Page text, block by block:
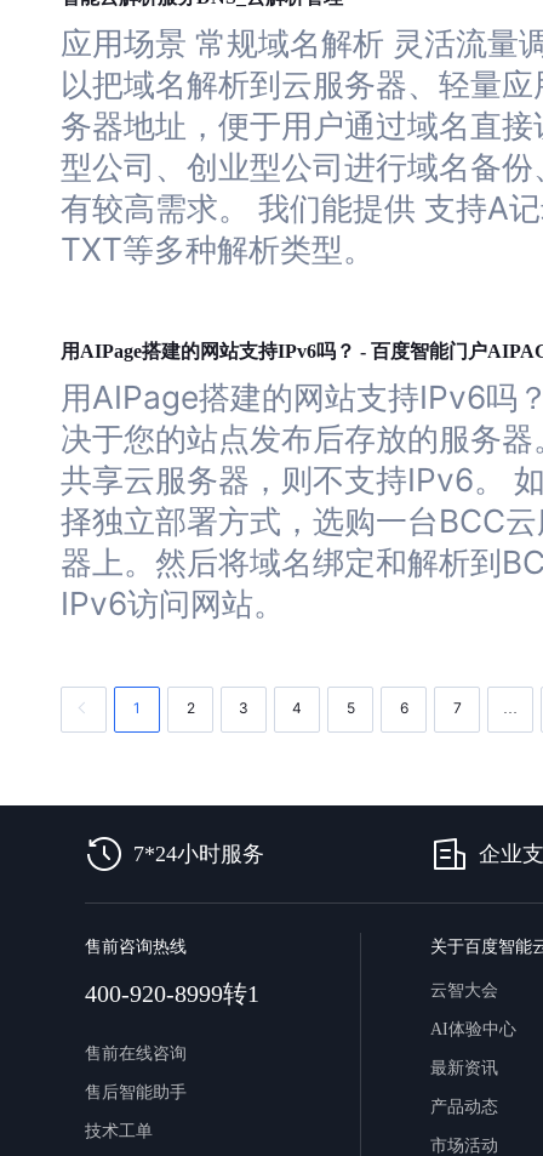
应用场景 常规域名解析 灵活流量
以把域名解析到云服务器、轻量应
务器地址，便于用户通过域名直接
型公司、创业型公司进行域名备
有较高需求。 我们能提供 支持A
TXT等多种解析类型。
用AIPage搭建的网站支持IPv6吗 ？ - 百度智能门户
用AIPage搭建的网站支持IPv6吗
决于您的站点发布后存放的服务器
共享云服务器 ，则不支持IPv6。
择独立部署方式，选购一台BCC云
器 上。然后将域名绑定和解析到
IPv6访问网站。
1 2 3 4 5 6 7 …
7*24小时服务 企业
售前咨询热线
400-920-8999转1
售前在线咨询
售后智能助手
技术工单
关于百度智能
云智大会
AI体验中心
最新资讯
产品动态
市场活动